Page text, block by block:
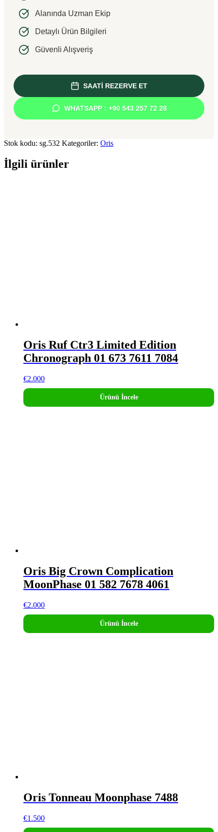
Alanında Uzman Ekip
Detaylı Ürün Bilgileri
Güvenli Alışveriş
SAATİ REZERVE ET
WHATSAPP : +90 543 257 72 28
Stok kodu: sg.532 Kategoriler: Oris
İlgili ürünler
Oris Ruf Ctr3 Limited Edition
Chronograph 01 673 7611 7084
€2.000
Ürünü İncele
Oris Big Crown Complication
MoonPhase 01 582 7678 4061
€2.000
Ürünü İncele
Oris Tonneau Moonphase 7488
€1.500